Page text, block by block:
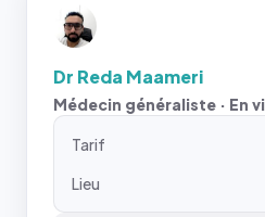
Dr Reda Maameri
Médecin généraliste · En
Tarif
Lieu